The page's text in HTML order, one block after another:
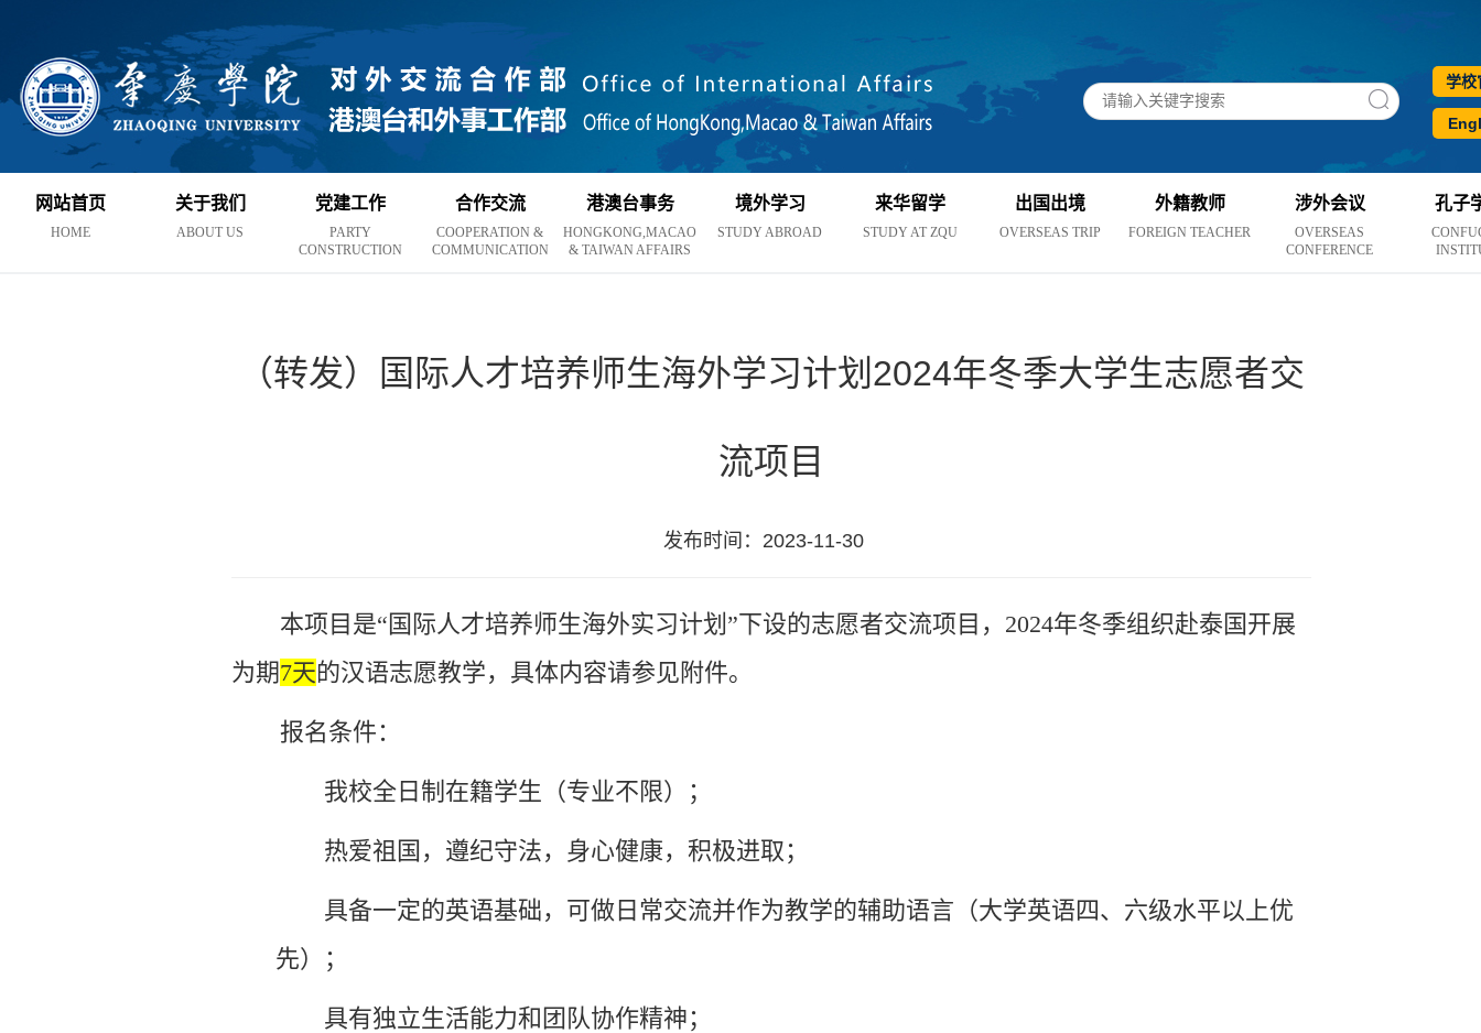
学校
网站首页
HOME
关于我们
ABOUT US
党建工作
PARTY
CONSTRUCTION
合作交流
COOPERATION &
COMMUNICATION
港澳台事务
HONGKONG,MACAO
& TAIWAN AFFAIRS
境外学习
STUDY ABROAD
来华留学
STUDY AT ZQU
出国出境
OVERSEAS TRIP
外籍教师
FOREIGN TEACHER
涉外会议
OVERSEAS
CONFERENCE
孔子
（转发）国际人才培养师生海外学习计划2024年冬季大学生志愿者交
流项目
发布时间：2023-11-30
本项目是“国际人才培养师生海外实习计划”下设的志愿者交流项目，2024年冬季组织赴泰国开展
为期7天的汉语志愿教学，具体内容请参见附件。
报名条件：
我校全日制在籍学生（专业不限）；
热爱祖国，遵纪守法，身心健康，积极进取；
具备一定的英语基础，可做日常交流并作为教学的辅助语言 （大学英语四、六级水平以上优
先）；
具有独立生活能力和团队协作精神；